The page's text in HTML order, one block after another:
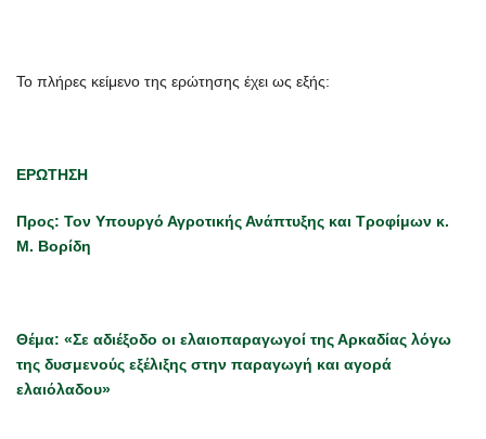
Το πλήρες κείμενο της ερώτησης έχει ως εξής:
ΕΡΩΤΗΣΗ
Προς: Τον Υπουργό Αγροτικής Ανάπτυξης και Τροφίμων κ.
Μ. Βορίδη
Θέμα: «Σε αδιέξοδο οι ελαιοπαραγωγοί της Αρκαδίας λόγω
της δυσμενούς εξέλιξης στην παραγωγή και αγορά
ελαιόλαδου»